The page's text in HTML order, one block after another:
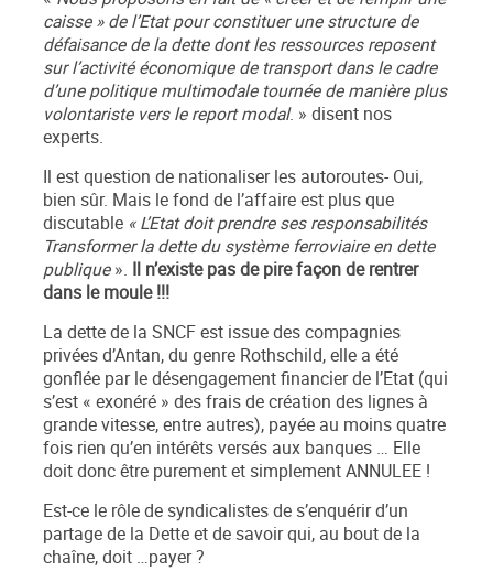
caisse » de l’Etat pour constituer une structure de
défaisance de la dette dont les ressources reposent
sur l’activité économique de transport dans le cadre
d’une politique multimodale tournée de manière plus
volontariste vers le report modal. » disent nos
experts.
Il est question de nationaliser les autoroutes- Oui,
bien sûr. Mais le fond de l’affaire est plus que
discutable « L’Etat doit prendre ses responsabilités
Transformer la dette du système ferroviaire en dette
publique». Il n’existe pas de pire façon de rentrer
dans le moule!!!
La dette de la SNCF est issue des compagnies
privées d’Antan, du genre Rothschild, elle a été
gonflée par le désengagement financier de l’Etat (qui
s’est « exonéré » des frais de création des lignes à
grande vitesse, entre autres), payée au moins quatre
fois rien qu’en intérêts versés aux banques … Elle
doit donc être purement et simplement ANNULEE !
Est-ce le rôle de syndicalistes de s’enquérir d’un
partage de la Dette et de savoir qui, au bout de la
chaîne, doit …payer ?